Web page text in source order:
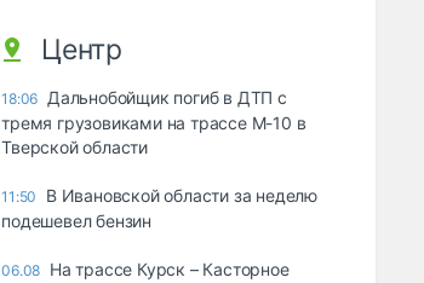
Центр
18:06 Дальнобойщик погиб в ДТП с
тремя грузовиками на трассе М-10 в
Тверской области
11:50
В Ивановской области за неделю
подешевел бензин
06.08 На трассе Курск – Касторное